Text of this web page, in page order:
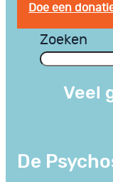
Doe een
Zoeken
Veel
De